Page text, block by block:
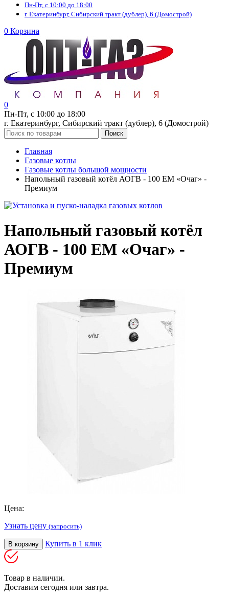
Пн-Пт, с 10:00 до 18:00
г. Екатеринбург, Сибирский тракт (дублер), 6 (Домострой)
0 Корзина
0
Пн-Пт, с 10:00 до 18:00
г. Екатеринбург, Сибирский тракт (дублер), 6 (Домострой)
Поиск
Главная
Газовые котлы
Газовые котлы большой мощности
Напольный газовый котёл АОГВ - 100 ЕМ «Очаг» -
Премиум
Напольный газовый котёл
АОГВ - 100 ЕМ «Очаг» -
Премиум
Цена:
Узнать цену (запросить)
В корзину Купить в 1 клик
Товар в наличии.
Доставим сегодня или завтра.